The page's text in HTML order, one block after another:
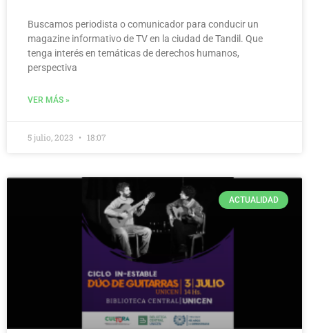
Buscamos periodista o comunicador para conducir un
magazine informativo de TV en la ciudad de Tandil. Que
tenga interés en temáticas de derechos humanos,
perspectiva
VER MÁS »
5 julio, 2023 18:07
ACTUALIDAD